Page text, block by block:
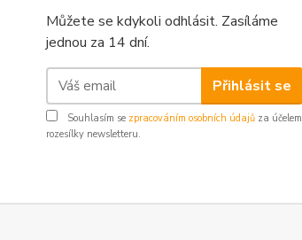
Můžete se kdykoli odhlásit. Zasíláme
jednou za 14 dní.
Přihlásit se
Souhlasím se zpracováním osobních údajů za účelem
rozesílky newsletteru.